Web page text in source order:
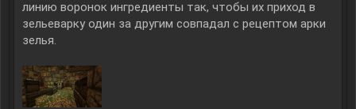
линию воронок ингредиенты так, чтобы их приход в
зельеварку один за другим совпадал с рецептом арки
зелья.